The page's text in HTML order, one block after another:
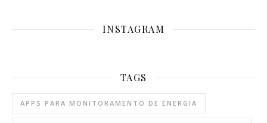
INSTAGRAM
TAGS
APPS PARA MONITORAMENTO DE ENERGIA